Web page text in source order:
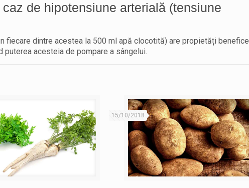
de hipotensiune arterială (tensiune
fiecare dintre acestea la 500 ml apă clocotită) are propietăți benefice
puterea acesteia de pompare a sângelui.
15/10/2018